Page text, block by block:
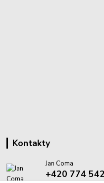
Kontakty
Jan Coma
+420 774